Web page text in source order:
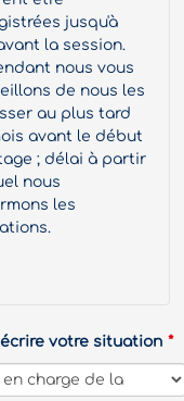
jusqu'à
la session.
nous vous
de nous les
au plus tard
avant le début
; délai à partir
nous
les
votre situation